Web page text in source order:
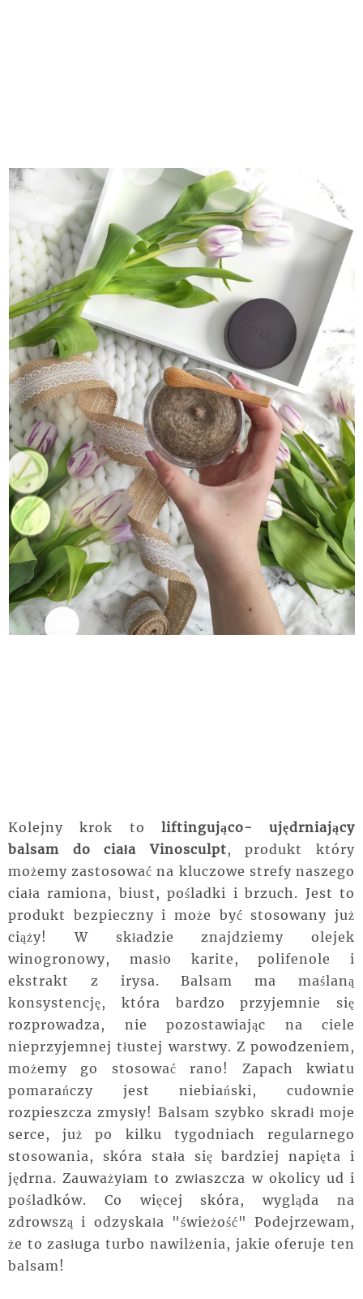
Kolejny krok to liftingująco- ujędrniający
balsam do ciała Vinosculpt, produkt który
możemy zastosować na kluczowe strefy naszego
ciała ramiona, biust, pośladki i brzuch. Jest to
produkt bezpieczny i może być stosowany już
ciąży! W składzie znajdziemy olejek
winogronowy, masło karite, polifenole i
ekstrakt z irysa. Balsam ma maślaną
konsystencję, która bardzo przyjemnie się
rozprowadza, nie pozostawiając na ciele
nieprzyjemnej tłustej warstwy. Z powodzeniem,
możemy go stosować rano! Zapach kwiatu
pomarańczy jest niebiański, cudownie
rozpieszcza zmysły! Balsam szybko skradł moje
serce, już po kilku tygodniach regularnego
stosowania, skóra stała się bardziej napięta i
jędrna. Zauważyłam to zwłaszcza w okolicy ud i
pośladków. Co więcej skóra, wygląda na
zdrowszą i odzyskała "świeżość" Podejrzewam,
że to zasługa turbo nawilżenia, jakie oferuje ten
balsam!